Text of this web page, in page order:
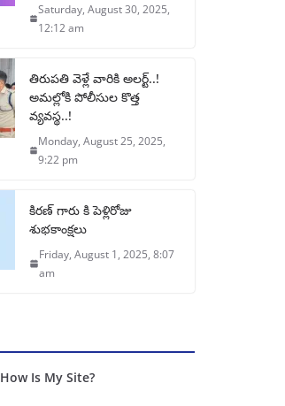
Saturday, August 30, 2025,
12:12 am
తిరుపతి వెళ్లే వారికి అలర్ట్..!
అమల్లోకి పోలీసుల కొత్త
వ్యవస్థ..!
Monday, August 25, 2025,
9:22 pm
కిరణ్ గారు కి పెళ్లిరోజు
శుభకాంక్షలు
Friday, August 1, 2025, 8:07
am
How Is My Site?